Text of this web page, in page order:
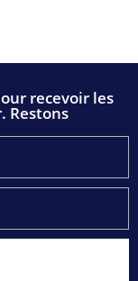
recevoir les
Restons